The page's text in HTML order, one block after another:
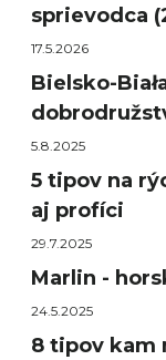
sprievodca
17.5.2026
Bielsko-
5.8.2025
5 tipov na
aj profíci
29.7.2025
Marlin -
24.5.2025
8 tipov kam